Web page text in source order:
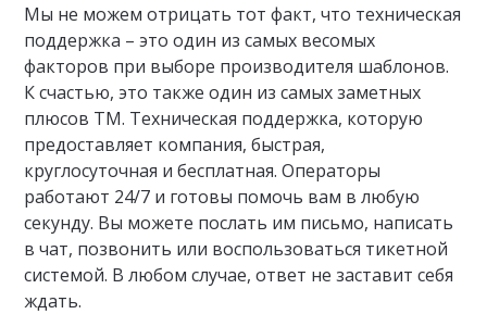
Мы не можем отрицать тот факт, что техническая
поддержка – это один из самых весомых
факторов при выборе производителя шаблонов.
К счастью, это также один из самых заметных
плюсов ТМ. Техническая поддержка, которую
предоставляет компания, быстрая,
круглосуточная и бесплатная. Операторы
работают 24/7 и готовы помочь вам в любую
секунду. Вы можете послать им письмо, написать
в чат, позвонить или воспользоваться тикетной
системой. В любом случае, ответ не заставит себя
ждать.